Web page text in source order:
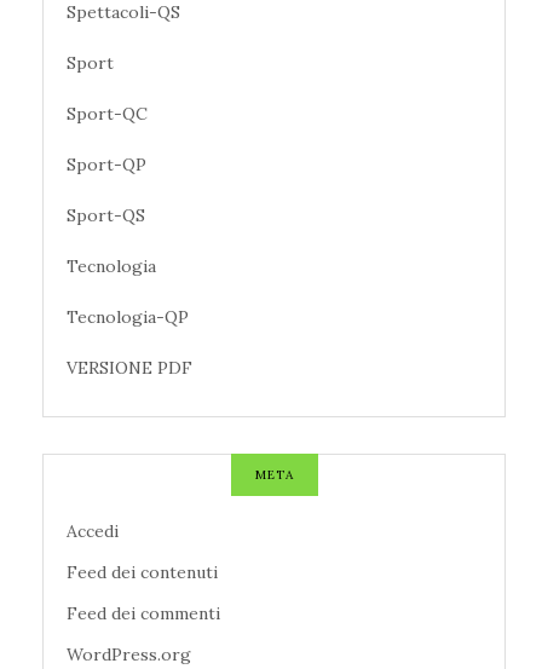
Spettacoli-QS
Sport
Sport-QC
Sport-QP
Sport-QS
Tecnologia
Tecnologia-QP
VERSIONE PDF
META
Accedi
Feed dei contenuti
Feed dei commenti
WordPress.org